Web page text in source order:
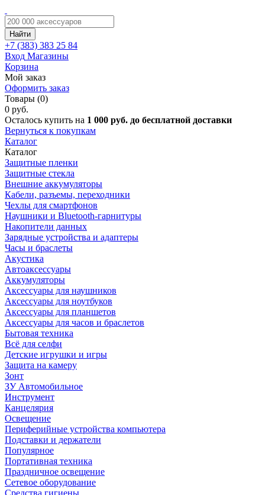
Найти
+7 (383) 383 25 84
Вход Магазины
Корзина
Мой заказ
Оформить заказ
Товары (0)
0 руб.
Осталось купить на 1 000 руб. до бесплатной доставки
Вернуться к покупкам
Каталог
Каталог
Защитные пленки
Защитные стекла
Внешние аккумуляторы
Кабели, разъемы, переходники
Чехлы для смартфонов
Наушники и Bluetooth-гарнитуры
Накопители данных
Зарядные устройства и адаптеры
Часы и браслеты
Акустика
Автоаксессуары
Аккумуляторы
Аксессуары для наушников
Аксессуары для ноутбуков
Аксессуары для планшетов
Аксессуары для часов и браслетов
Бытовая техника
Всё для селфи
Детские игрушки и игры
Защита на камеру
Зонт
ЗУ Автомобильное
Инструмент
Канцелярия
Освещение
Периферийные устройства компьютера
Подставки и держатели
Популярное
Портативная техника
Праздничное освещение
Сетевое оборудование
Средства гигиены